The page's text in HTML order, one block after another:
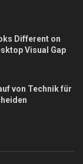
Different on
Visual Gap
von Technik für